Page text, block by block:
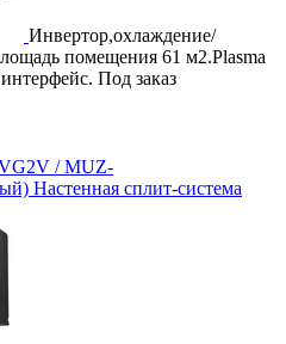
Инвертор,охлаждение/
помещения 61 м2.Plasma
Под заказ
/ MUZ-
Настенная сплит-система